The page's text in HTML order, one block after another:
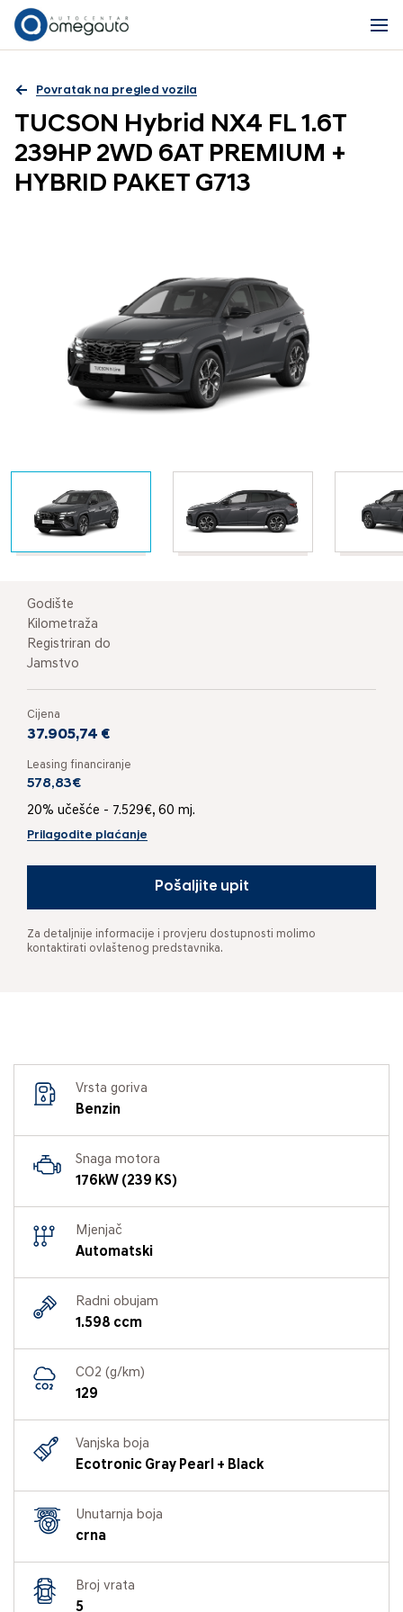
Povratak na pregled vozila
TUCSON Hybrid NX4 FL 1.6T
239HP 2WD 6AT PREMIUM +
HYBRID PAKET G713
Godište
Kilometraža
Registriran do
Jamstvo
Cijena
37.905,74 €
Leasing financiranje
578,83€
20% učešće - 7.529€, 60 mj.
Prilagodite plaćanje
Pošaljite upit
Za detaljnije informacije i provjeru dostupnosti molimo
kontaktirati ovlaštenog predstavnika.
Vrsta goriva
Benzin
Snaga motora
176kW (239 KS)
Mjenjač
Automatski
Radni obujam
1.598 ccm
CO2 (g/km)
129
Vanjska boja
Ecotronic Gray Pearl + Black
Unutarnja boja
crna
Broj vrata
5